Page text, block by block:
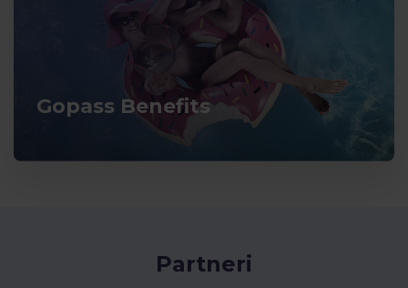
Gopass Benefits
Partneri